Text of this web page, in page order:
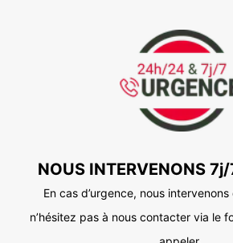
NOUS INTERVENONS
En cas d’urgence, nous intervenons
n’hésitez pas à nous contacter via le